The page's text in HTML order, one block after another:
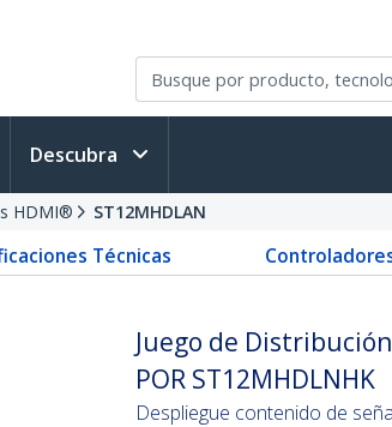
Descubra
HDMI® ST12MHDLAN
Técnicas
Juego de Distribución
POR ST12MHDLNHK
Despliegue contenido de